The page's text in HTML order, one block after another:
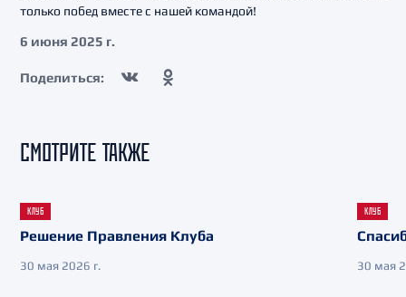
только побед вместе с нашей командой!
6 июня 2025 г.
Поделиться:
СМОТРИТЕ ТАКЖЕ
КЛУБ
Решение Правления Клуба
30 мая 2026 г.
КЛУБ
30 мая